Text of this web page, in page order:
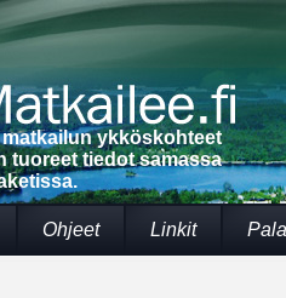
ykköskohteet
tuoreet tiedot samassa
Ohjeet Linkit